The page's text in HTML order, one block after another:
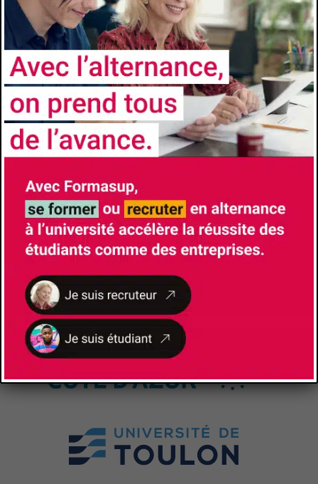
Marseille. Il accompagne les responsables de
formation, les entreprises et les alternants
dans tout le processus de l’alternance.
NOSPARTENAIRES